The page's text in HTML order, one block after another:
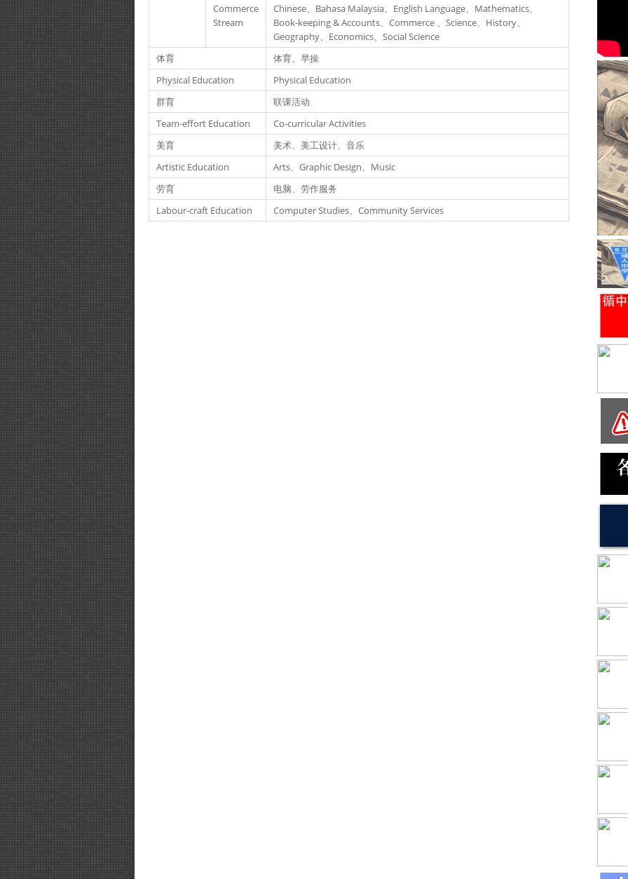
Commerce
Stream
Chinese、Bahasa Malaysia、English Language、Mathematics、
Book-keeping & Accounts、Commerce 、Science、History、
Geography、Economics、Social Science
体育
体育、早操
Physical Education
Physical Education
群育
联课活动
Team-effort Education
Co-curricular Activities
美育
美术、美工设计、音乐
Artistic Education
Arts、Graphic Design、Music
劳育
电脑、劳作服务
Labour-craft Education
Computer Studies、Community Services